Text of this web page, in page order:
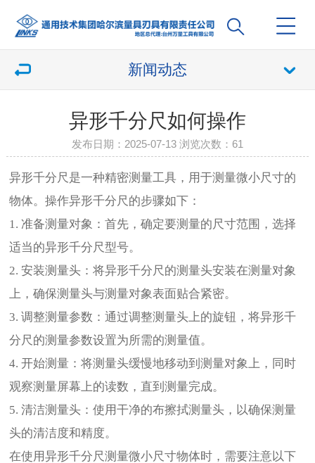
新闻动态
异形千分尺如何操作
发布日期：2025-07-13 浏览次数： 61
异形千分尺是一种精密测量工具，用于测量微小尺寸的
物体。操作异形千分尺的步骤如下：
1. 准备测量对象：首先，确定要测量的尺寸范围，选择
适当的异形千分尺型号。
2. 安装测量头：将异形千分尺的测量头安装在测量对象
上，确保测量头与测量对象表面贴合紧密。
3. 调整测量参数：通过调整测量头上的旋钮，将异形千
分尺的测量参数设置为所需的测量值。
4. 开始测量：将测量头缓慢地移动到测量对象上，同时
观察测量屏幕上的读数，直到测量完成。
5. 清洁测量头：使用干净的布擦拭测量头，以确保测量
头的清洁度和精度。
在使用异形千分尺测量微小尺寸物体时，需要注意以下